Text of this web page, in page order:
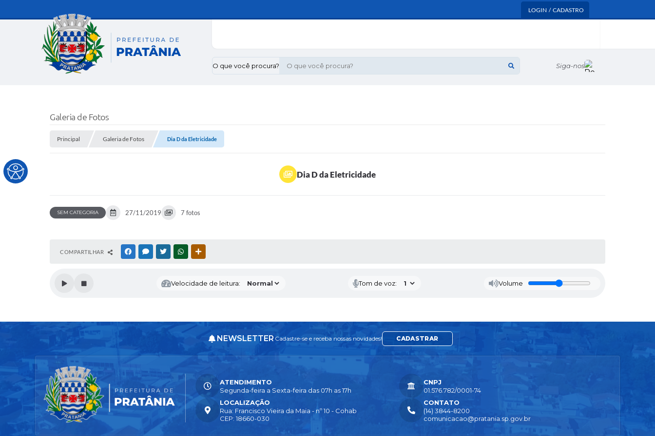
LOGIN / CADASTRO
O que você procura? Siga-nos
Galeria de Fotos
Principal Galeria de Fotos Dia D da Eletricidade
Dia D da Eletricidade
SEM CATEGORIA 27/11/2019 7 fotos
COMPARTILHAR FACEBOOKMESSENGER
TWITTERWHATSAPP
Velocidade de leitura: Tom de voz: Volume
NEWSLETTER Cadastre-se e receba nossas novidades! CADASTRAR
LOCALIZAÇÃO
Rua: Francisco Vieira da Maia - nº 10 - Cohab
CEP: 18660-030
CONTATO
(14) 3844-8200
comunicacao@pratania.sp.gov.br
ATENDIMENTO
Segunda-feira a Sexta-feira das 07h as 17h
CNPJ
01.576.782/0001-74